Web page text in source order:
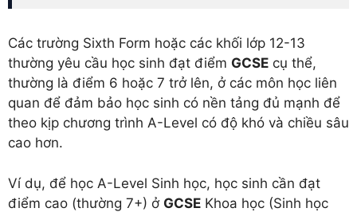
Các trường Sixth Form hoặc các khối lớp 12-13
thường yêu cầu học sinh đạt điểm GCSE cụ thể,
thường là điểm 6 hoặc 7 trở lên, ở các môn học liên
quan để đảm bảo học sinh có nền tảng đủ mạnh để
theo kịp chương trình A-Level có độ khó và chiều sâu
cao hơn.
Ví dụ, để học A-Level Sinh học, học sinh cần đạt
điểm cao (thường 7+) ở GCSE Khoa học (Sinh học